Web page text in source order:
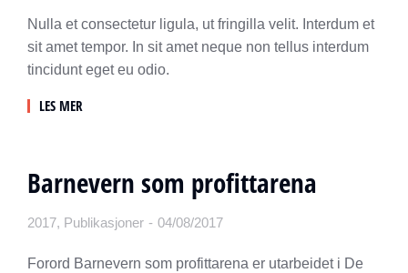
Nulla et consectetur ligula, ut fringilla velit. Interdum et
sit amet tempor. In sit amet neque non tellus interdum
tincidunt eget eu odio.
LES MER
Barnevern som profittarena
2017, Publikasjoner 04/08/2017
Forord Barnevern som profittarena er utarbeidet i De